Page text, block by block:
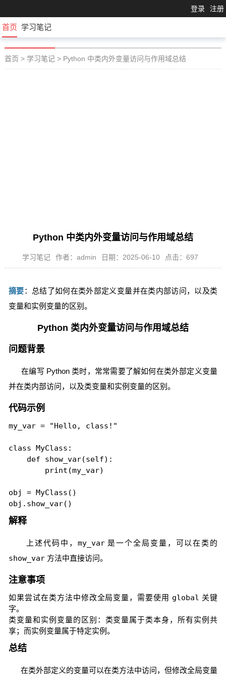
登录 注册
首页 学习笔记
首页 > 学习笔记 > Python 中类内外变量访问与作用域总结
Python 中类内外变量访问与作用域总结
学习笔记 作者：admin 日期：2025-06-10 点击：697
摘要：总结了如何在类外部定义变量并在类内部访问，以及类
变量和实例变量的区别。
Python 类内外变量访问与作用域总结
问题背景
在编写 Python 类时，常常需要了解如何在类外部定义变量
并在类内部访问，以及类变量和实例变量的区别。
代码示例
my_var = "Hello, class!"
class MyClass:
    def show_var(self):
        print(my_var)
obj = MyClass()
解释
上述代码中， my_var是一个全局变量，可以在类的
show_var方法中直接访问。
注意事项
如果尝试在类方法中修改全局变量，需要使用 global 关键
字。
类变量和实例变量的区别：类变量属于类本身，所有实例共
享；而实例变量属于特定实例。
总结
在类外部定义的变量可以在类方法中访问，但修改全局变量